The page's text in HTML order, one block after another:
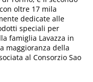
oltre 17 mila
dedicate alle
speciali per
famiglia Lavazza in
maggioranza della
al Consorzio Sao